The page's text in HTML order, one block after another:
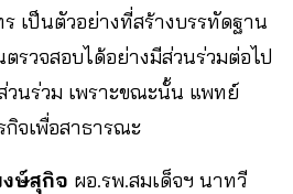
เป็นตัวอย่างที่สร้างบรรทัดฐาน
รวจสอบได้อย่างมีส่วนร่วมต่อไป
วนร่วม เพราะขณะนั้น แพทย์
จเพื่อสาธารณะ
ษ์สุกิจ ผอ.รพ.สมเด็จฯ นาทวี